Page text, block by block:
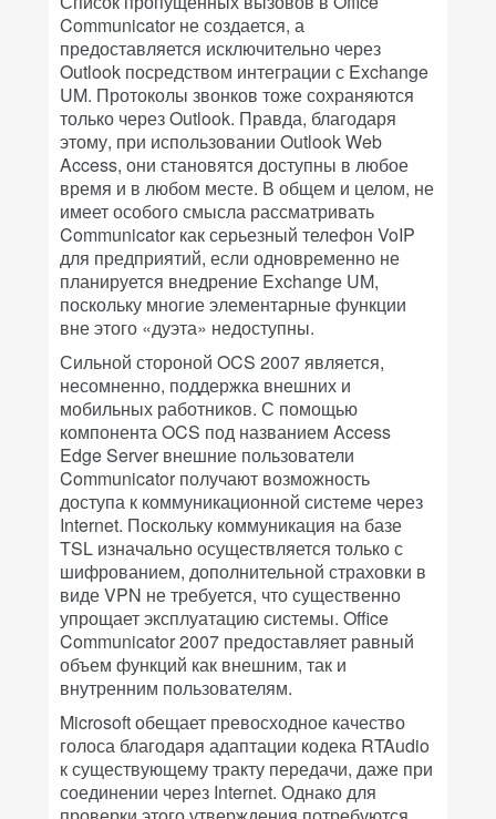
Communicator не создается, а
предоставляется исключительно через
Outlook посредством интеграции с Exchange
UM. Протоколы звонков тоже сохраняются
только через Outlook. Правда, благодаря
этому, при использовании Outlook Web
Access, они становятся доступны в любое
время и в любом месте. В общем и целом, не
имеет особого смысла рассматривать
Communicator как серьезный телефон VoIP
для предприятий, если одновременно не
планируется внедрение Exchange UM,
поскольку многие элементарные функции
вне этого «дуэта» недоступны.
Сильной стороной OCS 2007 является,
несомненно, поддержка внешних и
мобильных работников. С помощью
компонента OCS под названием Access
Edge Server внешние пользователи
Communicator получают возможность
доступа к коммуникационной системе через
Internet. Поскольку коммуникация на базе
TSL изначально осуществляется только с
шифрованием, дополнительной страховки в
виде VPN не требуется, что существенно
упрощает эксплуатацию системы. Office
Communicator 2007 предоставляет равный
объем функций как внешним, так и
внутренним пользователям.
Microsoft обещает превосходное качество
голоса благодаря адаптации кодека RTAudio
к существующему тракту передачи, даже при
соединении через Internet. Однако для